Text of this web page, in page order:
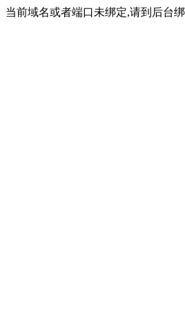
当前域名或者端口未绑定,请到后台